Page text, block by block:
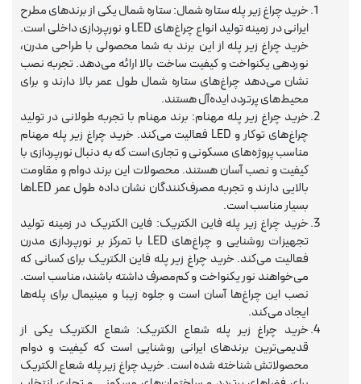
خرید چراغ زیر پله ستاره شمال: ستاره شمال یکی از برندهای مطرح
ایرانی در زمینه تولید انواع چراغ‌های LED و نورپردازی داخلی است.
خرید چراغ زیر پله از این برند به شما محصولی با طراحی مدرن،
نوردهی یکنواخت و کیفیت ساخت بالا ارائه می‌دهد. تجربه نصب
نشان می‌دهد چراغ‌های ستاره شمال طول عمر بالا دارند و برای
محیط‌های پرتردد ایده‌آل هستند.
خرید چراغ زیر پله مهنام: برند مهنام با تجربه طولانی در تولید
چراغ‌های توکار و LED فعالیت می‌کند. خرید چراغ زیر پله مهنام
مناسب پروژه‌های مسکونی و تجاری است که به دنبال نورپردازی با
کیفیت و نصب آسان هستند. محصولات این برند دوام و مقاومت
بالایی دارند و تجربه مصرف‌کنندگان نشان داده طول عمر LEDها
بسیار مناسب است.
خرید چراغ زیر پله فاین الکتریک: فاین الکتریک در زمینه تولید
تجهیزات روشنایی و چراغ‌های LED با تمرکز بر نورپردازی مدرن
فعالیت می‌کند. خرید چراغ زیر پله فاین الکتریک برای کسانی که
می‌خواهند نور یکنواخت و کم‌مصرف داشته باشند، مناسب است.
نصب این چراغ‌ها آسان است و جلوه زیبا و مینیمال برای پله‌ها
ایجاد می‌کند.
خرید چراغ زیر پله شعاع الکتریک: شعاع الکتریک یکی از
قدیمی‌ترین برندهای ایرانی روشنایی است که کیفیت و دوام
محصولاتش شناخته شده است. خرید چراغ زیر پله شعاع الکتریک